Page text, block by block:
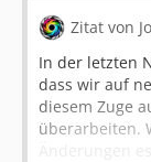
Zitat von
In der letzten
dass wir auf
diesem Zuge
überarbeiten.
Änderungen